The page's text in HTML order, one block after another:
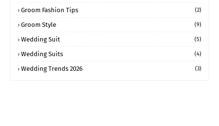
Groom Fashion Tips (2)
Groom Style (9)
Wedding Suit (5)
Wedding Suits (4)
Wedding Trends 2026 (3)